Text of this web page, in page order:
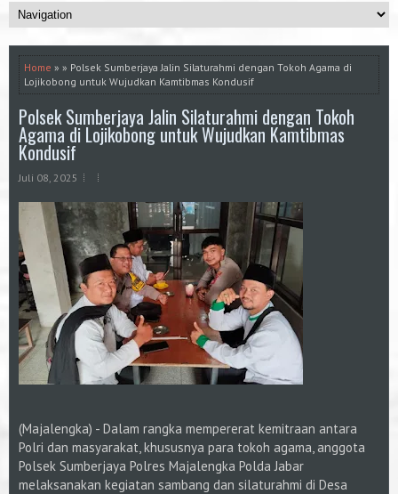
Home » » Polsek Sumberjaya Jalin Silaturahmi dengan Tokoh Agama di
Lojikobong untuk Wujudkan Kamtibmas Kondusif
Polsek Sumberjaya Jalin Silaturahmi dengan Tokoh
Agama di Lojikobong untuk Wujudkan Kamtibmas
Kondusif
Juli 08, 2025
(Majalengka) - Dalam rangka mempererat kemitraan antara
Polri dan masyarakat, khususnya para tokoh agama, anggota
Polsek Sumberjaya Polres Majalengka Polda Jabar
melaksanakan kegiatan sambang dan silaturahmi di Desa